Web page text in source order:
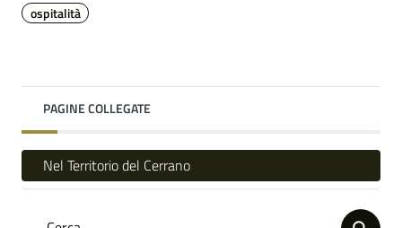
ospitalità
PAGINE COLLEGATE
Nel Territorio del Cerrano